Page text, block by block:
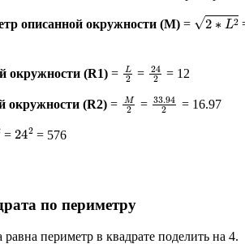
описанной окружности (M) = ∗L2
окружности (R1) = L = 24 = 12
окружности (R2) = M2 = 33.94 = 16.97
= 242= 576
по периметру
периметр в квадрате поделить на 4.